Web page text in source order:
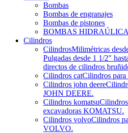
Bombas
Bombas de engranajes
Bombas de pistones
BOMBAS
Cilindros
CilindrosMilimétricas
Pulgadas desde 1 1/2″
directos de cilindros
Cilindros catCilindros para
Cilindros john deere
JOHN DEERE.
Cilindros komatsu
excavadoras KOMATSU.
Cilindros volvoCilindros
VOLVO.